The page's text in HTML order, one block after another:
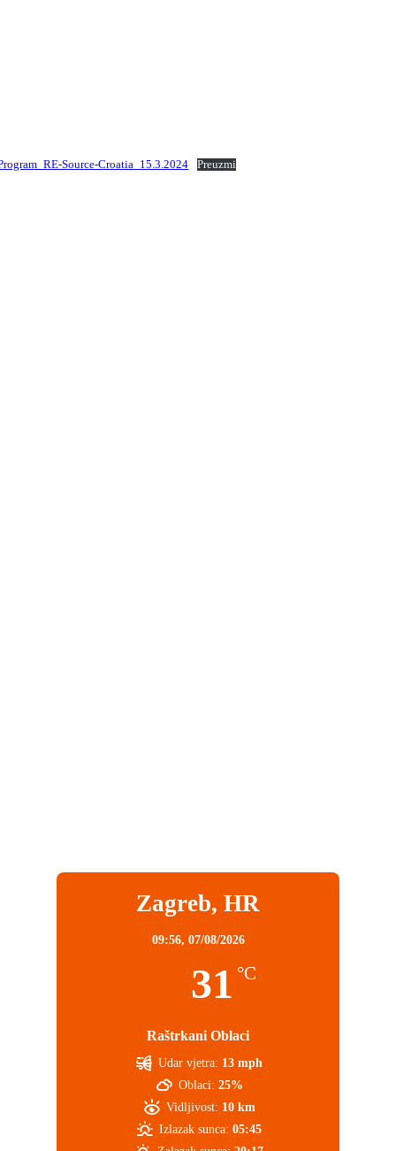
Source-Croatia_15.3.2024 Preuzmi
Zagreb, HR
09:56, 07/08/2026
31 °C
Raštrkani Oblaci
Udar vjetra: 13 mph
Oblaci: 25%
Vidljivost: 10 km
Izlazak sunca: 05:45